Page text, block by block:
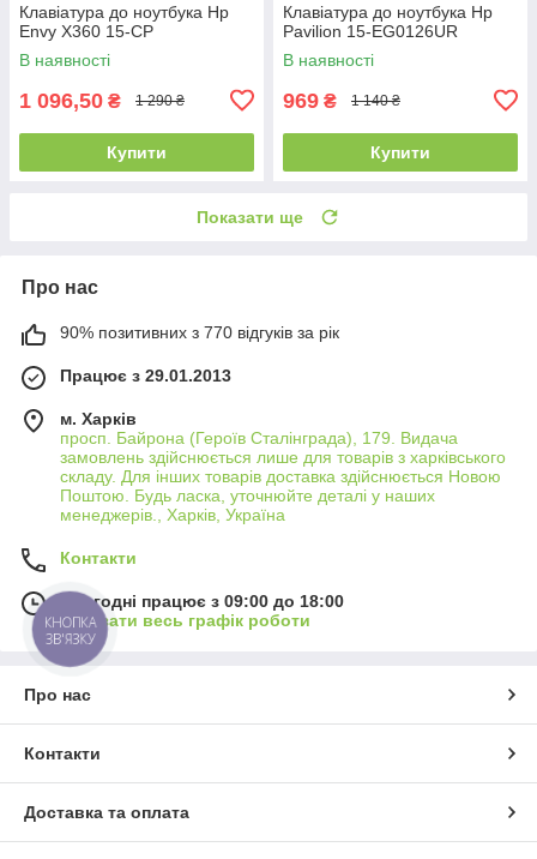
Клавіатура до ноутбука Hp
Envy X360 15-CP
В наявності
1 096,50 ₴ 1 290 ₴
Купити
Клавіатура до ноутбука Hp
Pavilion 15-EG0126UR
В наявності
969 ₴ 1 140 ₴
Купити
Показати ще
Про нас
90% позитивних з 770 відгуків за рік
Працює з 29.01.2013
м. Харків
просп. Байрона (Героїв Сталінграда), 179. Видача
замовлень здійснюється лише для товарів з харківського
складу. Для інших товарів доставка здійснюється Новою
Поштою. Будь ласка, уточнюйте деталі у наших
менеджерів., Харків, Україна
Контакти
Сьогодні працює з 09:00 до 18:00
Показати весь графік роботи
Про нас
Контакти
Доставка та оплата
КНОПКА
ЗВ'ЯЗКУ